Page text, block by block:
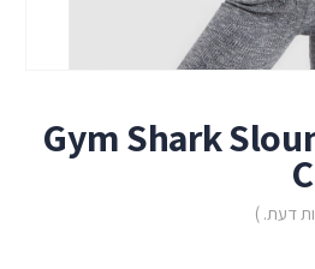
Gym Shark
דעת. )